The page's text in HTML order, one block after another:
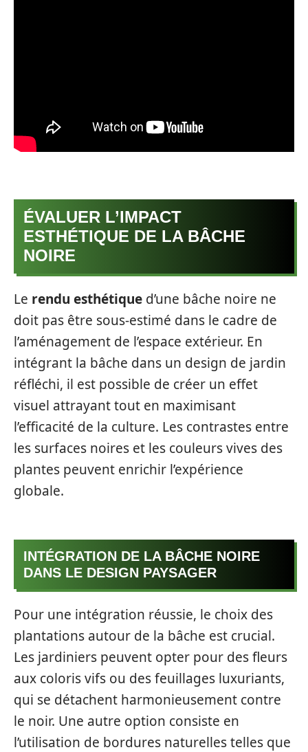
ÉVALUER L’IMPACT
ESTHÉTIQUE DE LA BÂCHE
NOIRE
Le rendu esthétique d’une bâche noire ne
doit pas être sous-estimé dans le cadre de
l’aménagement de l’espace extérieur. En
intégrant la bâche dans un design de jardin
réfléchi, il est possible de créer un effet
visuel attrayant tout en maximisant
l’efficacité de la culture. Les contrastes entre
les surfaces noires et les couleurs vives des
plantes peuvent enrichir l’expérience
globale.
INTÉGRATION DE LA BÂCHE NOIRE
DANS LE DESIGN PAYSAGER
Pour une intégration réussie, le choix des
plantations autour de la bâche est crucial.
Les jardiniers peuvent opter pour des fleurs
aux coloris vifs ou des feuillages luxuriants,
qui se détachent harmonieusement contre
le noir. Une autre option consiste en
l’utilisation de bordures naturelles telles que